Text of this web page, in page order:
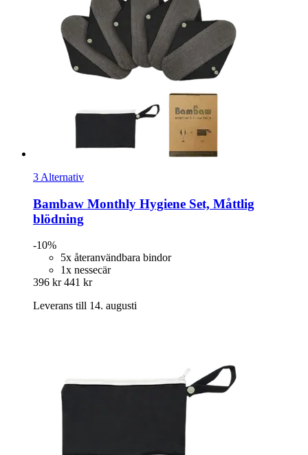
3 Alternativ
Bambaw Monthly Hygiene Set, Måttlig
blödning
-10%
5x återanvändbara bindor
1x nessecär
396 kr 441 kr
Leverans till 14. augusti